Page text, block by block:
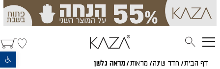
פתח סרגל נגישות
דף הבית/ חדר שינה/ מראות/ מראה גלשן